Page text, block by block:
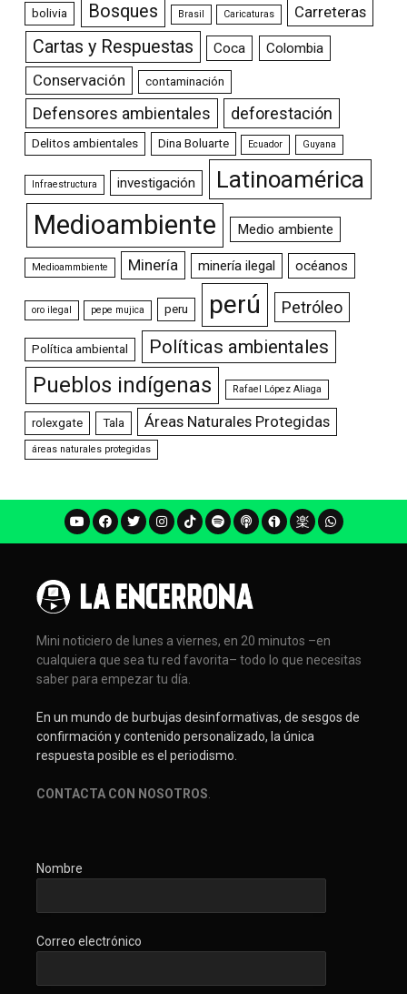
bolivia Bosques Brasil Caricaturas Carreteras
Cartas y Respuestas Coca Colombia
Conservación contaminación
Defensores ambientales deforestación
Delitos ambientales Dina Boluarte Ecuador Guyana
Infraestructura investigación Latinoamérica
Medioambiente Medio ambiente
Medioammbiente Minería minería ilegal océanos
oro ilegal pepe mujica peru perú Petróleo
Política ambiental Políticas ambientales
Pueblos indígenas Rafael López Aliaga
rolexgate Tala Áreas Naturales Protegidas
áreas naturales protegidas
Mini noticiero de lunes a viernes, en 20 minutos –en
cualquiera que sea tu red favorita– todo lo que necesitas
saber para empezar tu día.
En un mundo de burbujas desinformativas, de sesgos de
confirmación y contenido personalizado, la única
respuesta posible es el periodismo.
CONTACTA CON NOSOTROS
Nombre
Correo electrónico